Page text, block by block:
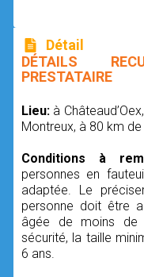
Détail
DÉTAILS
PRESTATAIRE
Lieu: à
Montreux, à 80 km
Conditions à
personnes en
adaptée. Le
personne doit être
âgée de moins
sécurité, la taille
6 ans.